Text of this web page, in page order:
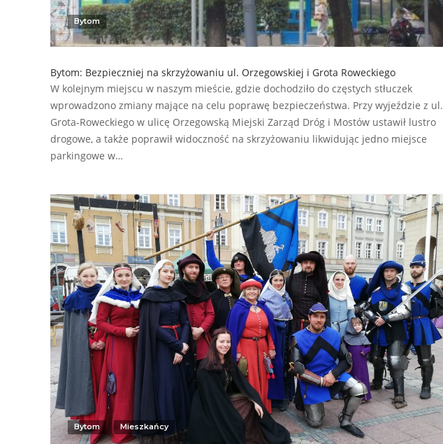
Bytom
Bytom: Bezpieczniej na skrzyżowaniu ul. Orzegowskiej i Grota Roweckiego
W kolejnym miejscu w naszym mieście, gdzie dochodziło do częstych stłuczek
wprowadzono zmiany mające na celu poprawę bezpieczeństwa. Przy wyjeździe z ul.
Grota-Roweckiego w ulicę Orzegowską Miejski Zarząd Dróg i Mostów ustawił lustro
drogowe, a także poprawił widoczność na skrzyżowaniu likwidując jedno miejsce
parkingowe w…
Bytom Mieszkańcy